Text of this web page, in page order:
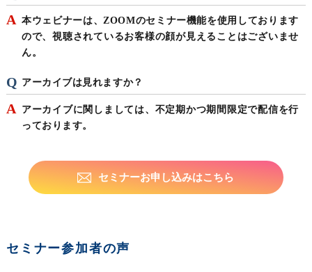
本ウェビナーは、ZOOMのセミナー機能を使用しております
ので、視聴されているお客様の顔が見えることはございませ
ん。
アーカイブは見れますか？
アーカイブに関しましては、不定期かつ期間限定で配信を行
っております。
セミナーお申し込みはこちら
セミナー参加者の声